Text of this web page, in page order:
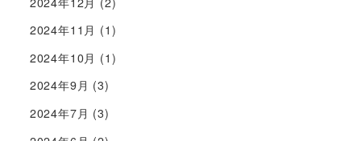
2024年11月 (1)
2024年10月 (1)
2024年9月 (3)
2024年7月 (3)